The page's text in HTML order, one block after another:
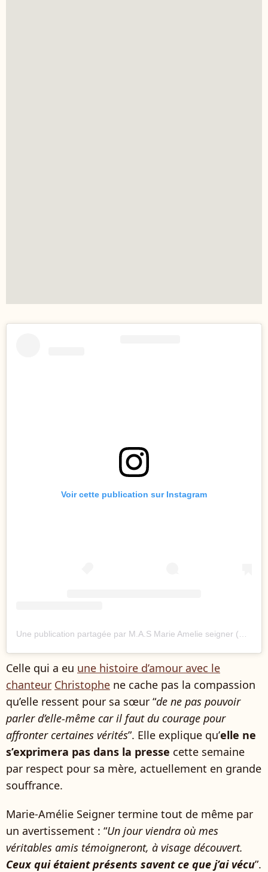
Voir cette publication sur Instagram
Celle qui a eu une histoire d’amour avec le
chanteur Christophe ne cache pas la compassion
qu’elle ressent pour sa sœur “de ne pas pouvoir
parler d’elle-même car il faut du courage pour
affronter certaines vérités”. Elle explique qu’elle ne
s’exprimera pas dans la presse cette semaine
par respect pour sa mère, actuellement en grande
souffrance.
Marie-Amélie Seigner termine tout de même par
un avertissement : “Un jour viendra où mes
véritables amis témoigneront, à visage découvert.
Ceux qui étaient présents savent ce que j’ai vécu”.